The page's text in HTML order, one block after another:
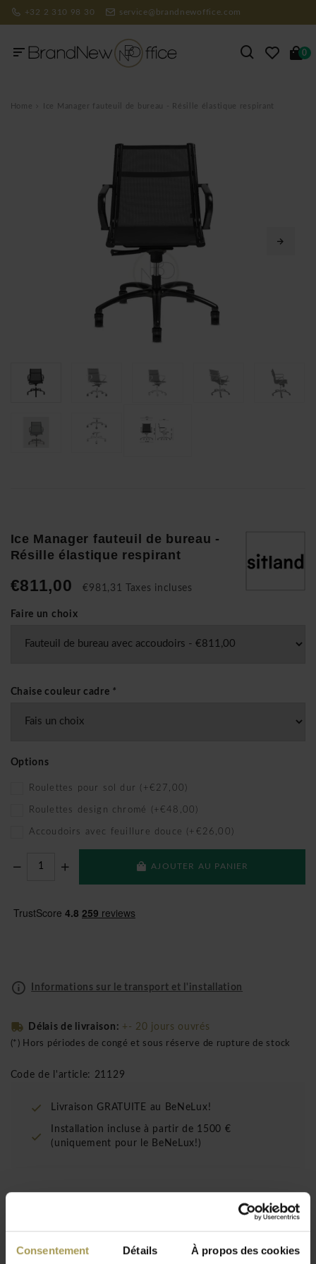
Consentement Détails À propos des cookies
+32 2 310 98 30 service@brandnewoffice.com
0
Home Ice Manager fauteuil de bureau - Résille élastique respirant
Ice Manager fauteuil de bureau -
Résille élastique respirant
€811,00 €981,31 Taxes incluses
Faire un choix
Chaise couleur cadre *
Options
Roulettes pour sol dur (+€27,00)
Roulettes design chromé (+€48,00)
Accoudoirs avec feuillure douce (+€26,00)
AJOUTER AU PANIER
Informations sur le transport et l'installation
Délais de livraison: +- 20 jours ouvrés
(*) Hors périodes de congé et sous réserve de rupture de stock
Code de l'article: 21129
Livraison GRATUITE au BeNeLux!
Installation incluse à partir de 1500 €
(uniquement pour le BeNeLux!)
Sitland Ice Manager fauteuil de bureau - résille
élastique respirant : L'homme n'est pas fait
pour vivre assis.